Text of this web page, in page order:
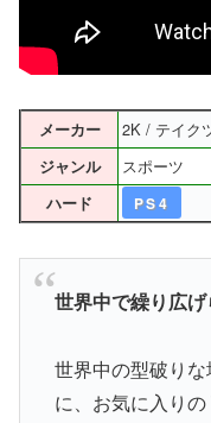
メーカー 2K / テイク
ジャンル スポーツ
ハード PS4
世界中で繰り広げ
世界中の型破り
に、お気に入り